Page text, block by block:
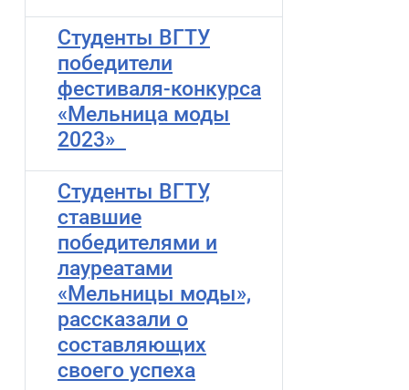
Студенты ВГТУ
победители
фестиваля-конкурса
«Мельница моды
2023»
Студенты ВГТУ,
ставшие
победителями и
лауреатами
«Мельницы моды»,
рассказали о
составляющих
своего успеха